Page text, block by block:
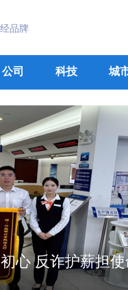
品牌
公司 科技 城
心 反诈护薪担